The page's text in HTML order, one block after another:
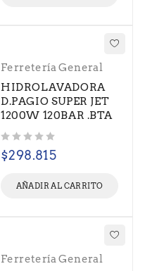
Ferretería General
HIDROLAVADORA
D.PAGIO SUPER JET
1200W 120BAR .BTA
$298.815
AÑADIR AL CARRITO
Ferretería General